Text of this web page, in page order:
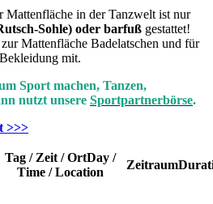
in der Tanzwelt ist nur
Sohle) oder barfuß gestattet!
Mattenfläche Badelatschen und für
mit.
Sport machen, Tanzen,
nutzt unsere Sportpartnerbörse.
>>>
Tag / Zeit / OrtDay /
Time / Location
Zeitraum